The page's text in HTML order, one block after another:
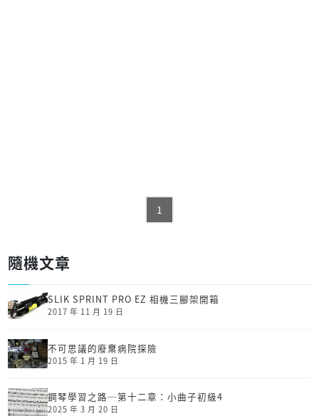
1
隨機文章
SLIK SPRINT PRO EZ 相機三腳架開箱
2017 年 11 月 19 日
不可思議的廢棄病院探險
2015 年 1 月 19 日
鋼琴學習之路─第十二章：小曲子初級4
2025 年 3 月 20 日